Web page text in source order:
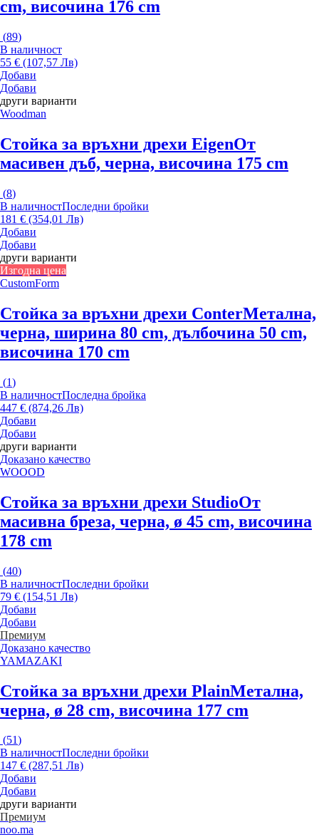
cm, височина 176 cm
(89)
В наличност
55 € (107,57 Лв)
Добави
Добави
други варианти
Woodman
Стойка за връхни дрехи EigenОт
масивен дъб, черна, височина 175 cm
(8)
В наличностПоследни бройки
181 € (354,01 Лв)
Добави
Добави
други варианти
Изгодна цена
CustomForm
Стойка за връхни дрехи ConterМетална,
черна, ширина 80 cm, дълбочина 50 cm,
височина 170 cm
(1)
В наличностПоследна бройка
447 € (874,26 Лв)
Добави
Добави
други варианти
Доказано качество
WOOOD
Стойка за връхни дрехи StudioОт
масивна бреза, черна, ø 45 cm, височина
178 cm
(40)
В наличностПоследни бройки
79 € (154,51 Лв)
Добави
Добави
Премиум
Доказано качество
YAMAZAKI
Стойка за връхни дрехи PlainМетална,
черна, ø 28 cm, височина 177 cm
(51)
В наличностПоследни бройки
147 € (287,51 Лв)
Добави
Добави
други варианти
Премиум
noo.ma